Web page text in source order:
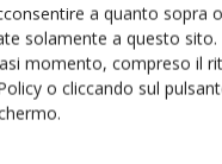
a quanto sopra
solamente a questo
momento, compreso il
o cliccando sul